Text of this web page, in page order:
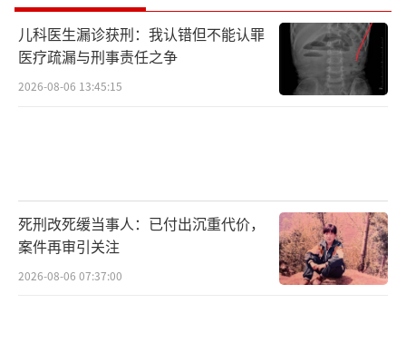
儿科医生漏诊获刑：我认错但不能认罪
医疗疏漏与刑事责任之争
2026-08-06 13:45:15
死刑改死缓当事人：已付出沉重代价，
案件再审引关注
2026-08-06 07:37:00